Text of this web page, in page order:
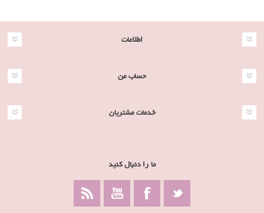
اطلاعات
حساب من
خدمات مشتریان
ما را دنبال کنید